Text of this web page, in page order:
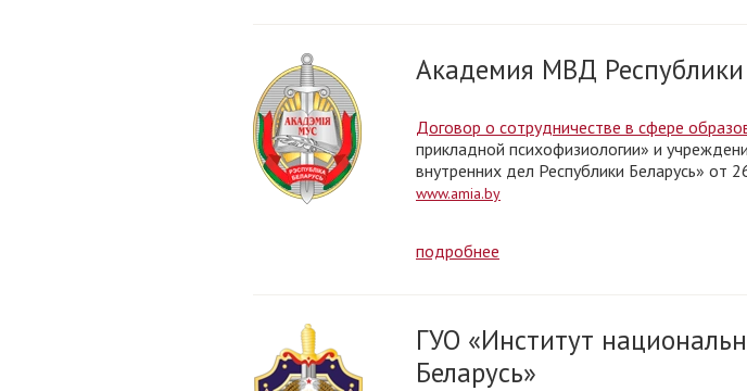
Академия МВД Республики
Договор о сотрудничестве в сфере
прикладной психофизиологии» и
внутренних дел Республики Беларусь» от
www.amia.by
подробнее
ГУО «Институт
Беларусь»